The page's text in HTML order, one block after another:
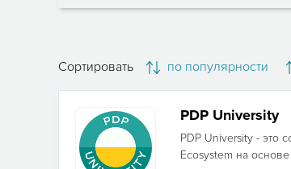
Сортировать по популярности
PDP University
PDP University - это
Ecosystem на